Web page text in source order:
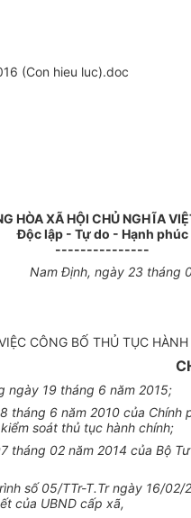
(Con hieu luc).doc
HÒA XÃ HỘI CHỦ NGHĨA
Độc lập - Tự do - Hạnh phúc
---------------
Nam Định, ngày 23 tháng
CÔNG BỐ THỦ TỤC
ngày 19 tháng 6 năm 2015;
tháng 6 năm 2010 của Chính
soát thủ tục hành chính;
tháng 02 năm 2014 của Bộ
số 05/TTr-T.Trngày 16/02/
của UBND cấp xã,